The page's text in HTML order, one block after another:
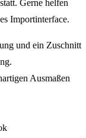
Gerne helfen
Importinterface.
und ein Zuschnitt
Ausmaßen